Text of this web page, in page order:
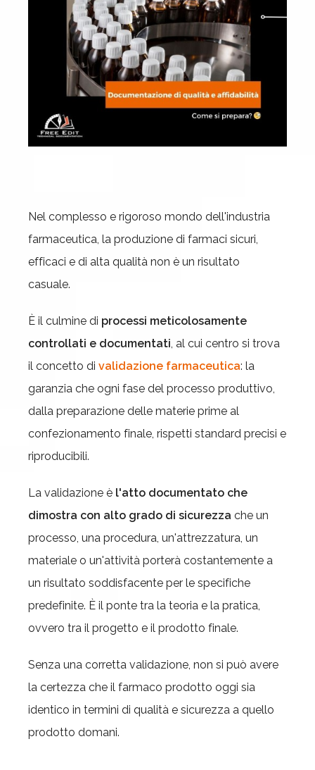
Nel complesso e rigoroso mondo dell'industria
farmaceutica, la produzione di farmaci sicuri,
efficaci e di alta qualità non è un risultato
casuale.
È il culmine di processi meticolosamente
controllati e documentati, al cui centro si trova
il concetto di validazione farmaceutica: la
garanzia che ogni fase del processo produttivo,
dalla preparazione delle materie prime al
confezionamento finale, rispetti standard precisi e
riproducibili.
La validazione è l'atto documentato che
dimostra con alto grado di sicurezza che un
processo, una procedura, un'attrezzatura, un
materiale o un'attività porterà costantemente a
un risultato soddisfacente per le specifiche
predefinite. È il ponte tra la teoria e la pratica,
ovvero tra il progetto e il prodotto finale.
Senza una corretta validazione, non si può avere
la certezza che il farmaco prodotto oggi sia
identico in termini di qualità e sicurezza a quello
prodotto domani.